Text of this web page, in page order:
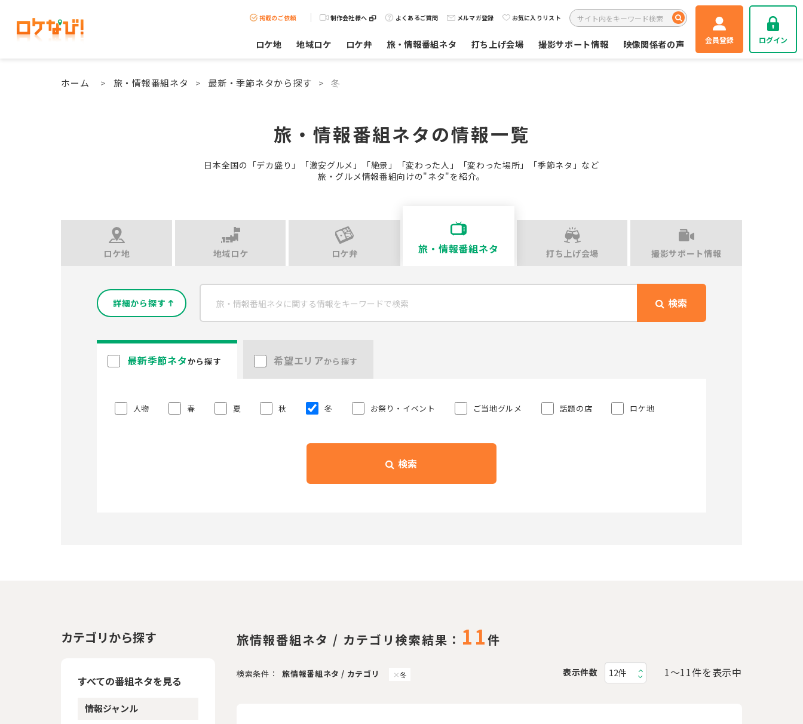
掲載のご依頼 制作会社様へ よくあるご質問 メルマガ登録 お気に入りリスト
ロケ地 地域ロケ ロケ弁 旅・情報番組ネタ 打ち上げ会場 撮影サポート情報 映像関係者の声 会員登録 ログイン
ホーム > 旅・情報番組ネタ > 最新・季節ネタから探す > 冬
旅・情報番組ネタの情報一覧
日本全国の「デカ盛り」「激安グルメ」「絶景」「変わった人」「変わった場所」「季節ネタ」など
旅・グルメ情報番組向けの"ネタ"を紹介。
ロケ地 地域ロケ ロケ弁 旅・情報番組ネタ 打ち上げ会場 撮影サポート情報
検索
詳細から探す
最新季節ネタから探す 希望エリアから探す
人物 春 夏 秋 冬 お祭り・イベント ご当地グルメ 話題の店 ロケ地
検索
旅情報番組ネタ / カテゴリ検索結果： 11件
検索条件： 旅情報番組ネタ / カテゴリ 冬 表示件数 1〜11件を表示中
カテゴリから探す
すべての番組ネタを見る
情報ジャンル